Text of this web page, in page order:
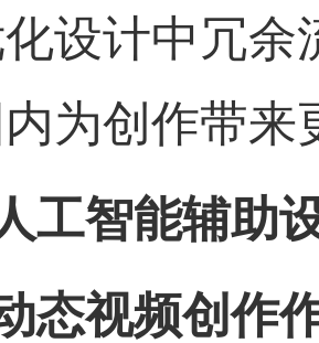
设计中冗余
内为创作带来
工智能辅助
态视频创作